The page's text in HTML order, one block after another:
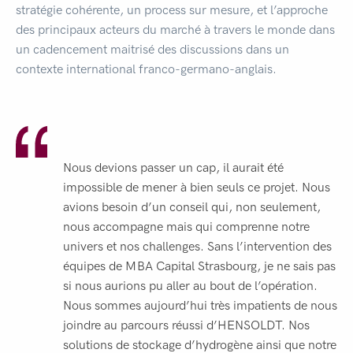
stratégie cohérente, un process sur mesure, et l’approche
des principaux acteurs du marché à travers le monde dans
un cadencement maitrisé des discussions dans un
contexte international franco-germano-anglais.
Nous devions passer un cap, il aurait été
impossible de mener à bien seuls ce projet. Nous
avions besoin d’un conseil qui, non seulement,
nous accompagne mais qui comprenne notre
univers et nos challenges. Sans l’intervention des
équipes de MBA Capital Strasbourg, je ne sais pas
si nous aurions pu aller au bout de l’opération.
Nous sommes aujourd’hui très impatients de nous
joindre au parcours réussi d’HENSOLDT. Nos
solutions de stockage d’hydrogène ainsi que notre